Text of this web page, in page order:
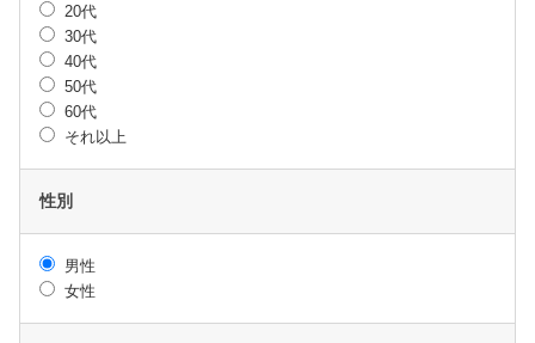
20代
30代
40代
50代
60代
それ以上
性別
男性
女性